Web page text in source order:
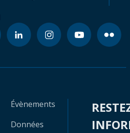
Évènements
Données